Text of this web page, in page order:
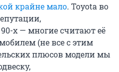
крайне мало. Toyota во
х — многие считают её
(не все с этим
плюсов модели мы